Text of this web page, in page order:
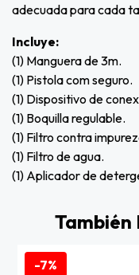
adecuada para cada
Incluye:
(1) Manguera de 3m.
(1) Pistola com seguro.
(1) Dispositivo de
(1) Boquilla regulable.
(1) Filtro contra
(1) Filtro de agua.
(1) Aplicador de
-7%